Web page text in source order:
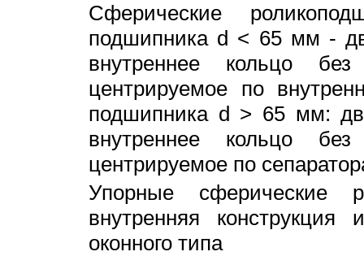
Сферические
подшипника d < 65 мм -
внутреннее кольцо
центрируемое по
подшипника d > 65 мм:
внутреннее кольцо
центрируемое по
Упорные сферические
внутренняя
оконного типа